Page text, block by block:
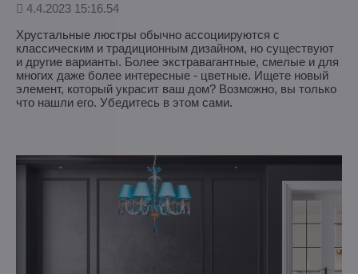
Дополнено
4.4.2023 15:16.54
Хрустальные люстры обычно ассоциируются с
классическим и традиционным дизайном, но существуют
и другие варианты. Более экстравагантные, смелые и для
многих даже более интересные - цветные. Ищете новый
элемент, который украсит ваш дом? Возможно, вы только
что нашли его. Убедитесь в этом сами.